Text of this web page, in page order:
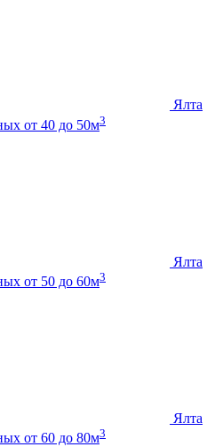
Ялта
от 40 до 50м3
Ялта
от 50 до 60м3
Ялта
от 60 до 80м3